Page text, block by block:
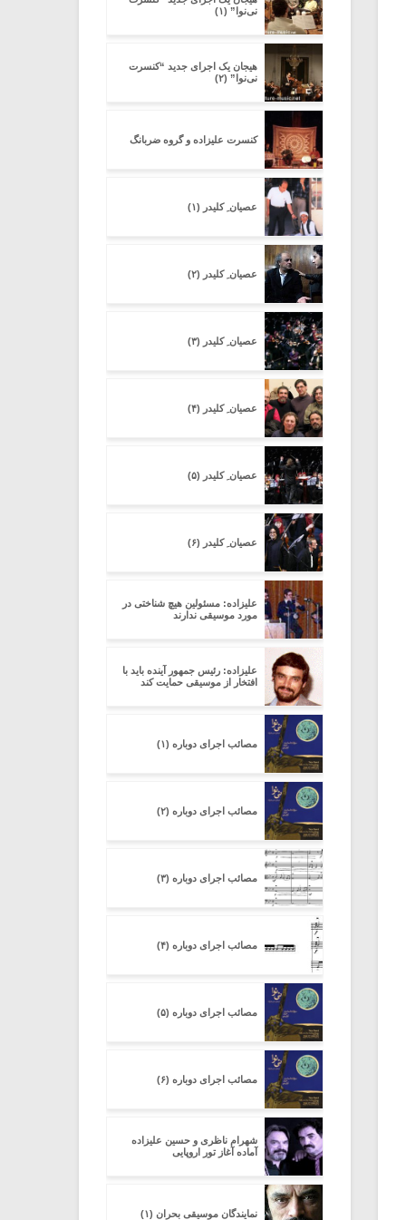
نی‌نوا” (۱)
هیجان یک اجرای جدید “کنسرت
نی‌نوا” (۲)
کنسرت علیزاده و گروه ضربانگ
عصیان ِ کلیدر (۱)
عصیان ِ کلیدر (۲)
عصیان ِ کلیدر (۳)
عصیان ِ کلیدر (۴)
عصیان ِ کلیدر (۵)
عصیان ِ کلیدر (۶)
علیزاده: مسئولین هیچ شناختی در
مورد موسیقی ندارند
علیزاده: رئیس جمهور آینده باید با
افتخار از موسیقی حمایت کند
مصائب اجرای دوباره (۱)
مصائب اجرای دوباره (۲)
مصائب اجرای دوباره (۳)
مصائب اجرای دوباره (۴)
مصائب اجرای دوباره (۵)
مصائب اجرای دوباره (۶)
شهرام ناظری و حسین علیزاده
آماده آغاز تور اروپایی
نمایندگان موسیقی بحران (۱)